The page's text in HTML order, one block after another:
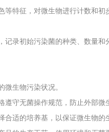
特征，对微生物进行计数和
录初始污染菌的种类、数量和
生物污染状况。
守无菌操作规范，防止外部微
适的培养基，以保证微生物的